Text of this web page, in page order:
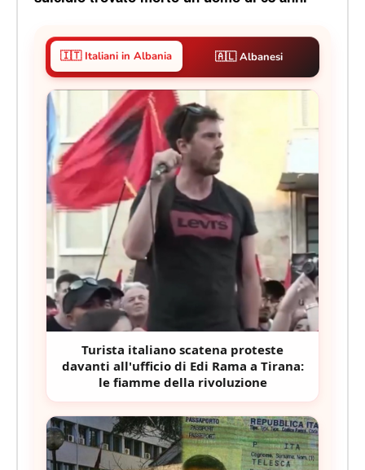
🇮🇹 Italiani in Albania 🇦🇱 Albanesi
Turista italiano scatena proteste
davanti all'ufficio di Edi Rama a Tirana:
le fiamme della rivoluzione